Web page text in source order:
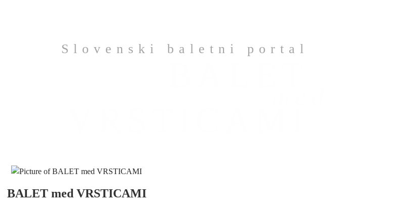
Slovenski baletni portal
BALET med VRSTICAMI